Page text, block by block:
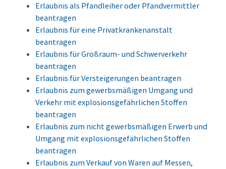
Erlaubnis als Pfandleiher oder Pfandvermittler
beantragen
Erlaubnis für eine Privatkrankenanstalt
beantragen
Erlaubnis für Großraum- und Schwerverkehr
beantragen
Erlaubnis für Versteigerungen beantragen
Erlaubnis zum gewerbsmäßigen Umgang und
Verkehr mit explosionsgefährlichen Stoffen
beantragen
Erlaubnis zum nicht gewerbsmäßigen Erwerb und
Umgang mit explosionsgefährlichen Stoffen
beantragen
Erlaubnis zum Verkauf von Waren auf Messen,